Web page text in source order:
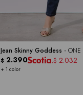
Jean Skinny Goddess - ONE
+ 1 color
$ 2.390 $ 2.032